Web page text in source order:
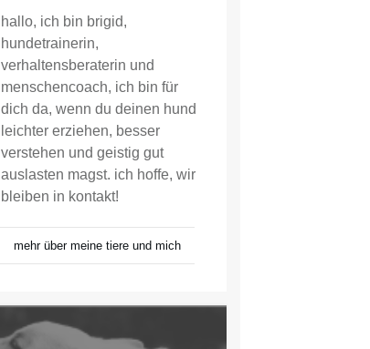
hallo, ich bin brigid,
hundetrainerin,
verhaltensberaterin und
menschencoach, ich bin für
dich da, wenn du deinen hund
leichter erziehen, besser
verstehen und geistig gut
auslasten magst. ich hoffe, wir
bleiben in kontakt!
mehr über meine tiere und mich